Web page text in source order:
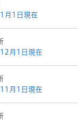
月1日現在
月1日現在
月1日現在